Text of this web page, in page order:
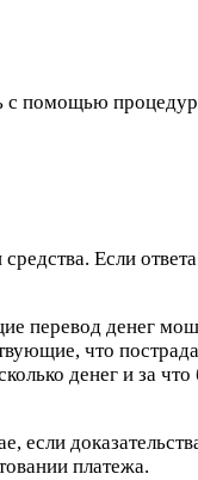
с помощью
Если
перевод денег
что
денег и за
если
платежа.